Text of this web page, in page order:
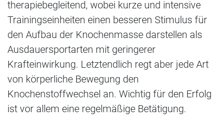
therapiebegleitend, wobei kurze und intensive
Trainingseinheiten einen besseren Stimulus für
den Aufbau der Knochenmasse darstellen als
Ausdauersportarten mit geringerer
Krafteinwirkung. Letztendlich regt aber jede Art
von körperliche Bewegung den
Knochenstoffwechsel an. Wichtig für den Erfolg
ist vor allem eine regelmäßige Betätigung.